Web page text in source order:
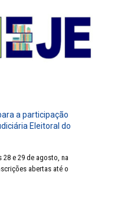
a participação
Eleitoral do
e 29 de agosto, na
abertas até o